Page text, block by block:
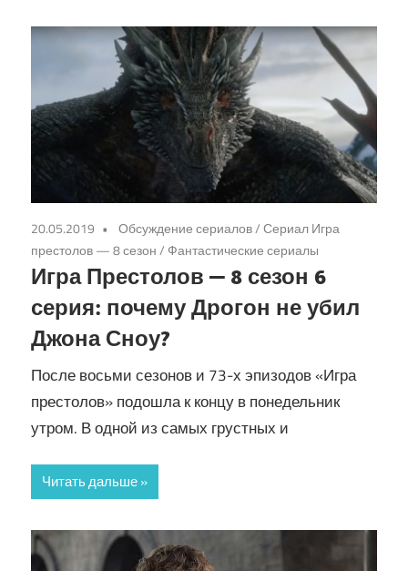
20.05.2019 Обсуждение сериалов/Сериал Игра
престолов — 8 сезон/ Фантастические сериалы
Игра Престолов — 8 сезон 6
серия: почему Дрогон не убил
Джона Сноу?
После восьми сезонов и 73-х эпизодов «Игра
престолов» подошла к концу в понедельник
утром. В одной из самых грустных и
Читать дальше